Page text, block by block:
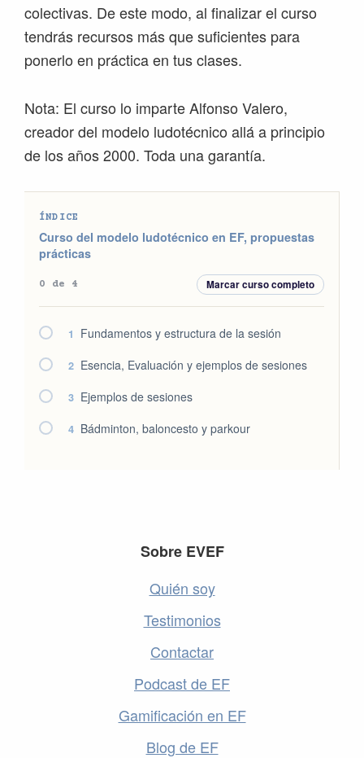
colectivas. De este modo, al finalizar el curso
tendrás recursos más que suficientes para
ponerlo en práctica en tus clases.
Nota: El curso lo imparte Alfonso Valero,
creador del modelo ludotécnico allá a principio
de los años 2000. Toda una garantía.
ÍNDICE
Curso del modelo ludotécnico en EF, propuestas
prácticas
0 de 4 Marcar curso completo
1 Fundamentos y estructura de la sesión
2 Esencia, Evaluación y ejemplos de sesiones
3 Ejemplos de sesiones
4 Bádminton, baloncesto y parkour
Sobre EVEF
Quién soy
Testimonios
Contactar
Podcast de EF
Gamificación en EF
Blog de EF